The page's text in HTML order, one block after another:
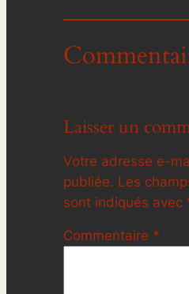
Laisser un
Votre adresse e-
publiée. Les
sont indiqués avec
Commentaire *